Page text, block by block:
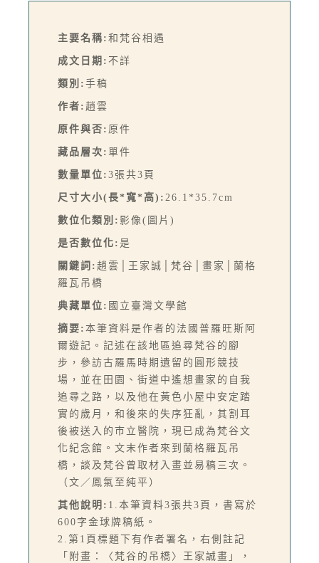
主要名稱: 和梵谷相遇
成文日期: 不詳
類別: 手稿
作者: 趙雲
原件與否: 原件
藏品層次: 單件
數量單位: 3張共3頁
尺寸大小(長*寬*高): 26.1*35.7cm
數位化類別: 影像(圖片)
是否數位化: 是
關鍵詞: 趙雲│王家誠│梵谷│畫家│蘭格
羅瓦吊橋
典藏單位: 國立臺灣文學館
摘要: 本筆資料是作者的法國普羅旺斯阿
爾遊記。記述在該地區追尋梵谷的腳
步，參訪古羅馬時期遺留的圓形競技
場，並在田園、街道中遙想畫家的自我
追尋之路，以及他在黃色小屋中安定踏
實的歲月，和後來的失序狂亂，其割耳
後被送入的市立醫院，現已成為梵谷文
化紀念館。文末作者來到蘭格羅瓦吊
橋，談及梵谷曾取材入畫並易稿三次。
（文／鳳氣至純平）
其他說明: 1.本筆資料3張共3頁，書寫於
600字金球牌稿紙。
2.第1頁標題下有作者署名，右側註記
「附畫：〈梵谷的吊橋〉王家誠畫」，